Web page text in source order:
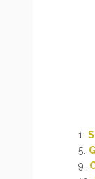
1.
5.
9.